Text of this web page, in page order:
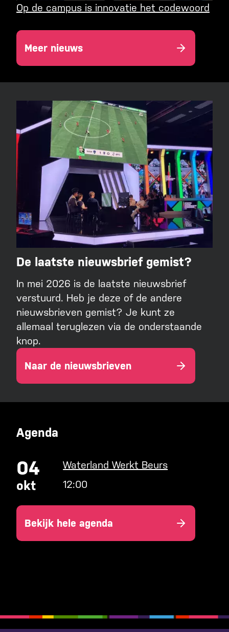
Op de campus is innovatie het codewoord
Meer nieuws
De laatste nieuwsbrief gemist?
In mei 2026 is de laatste nieuwsbrief
verstuurd. Heb je deze of de andere
nieuwsbrieven gemist? Je kunt ze
allemaal teruglezen via de onderstaande
knop.
Naar de nieuwsbrieven
Agenda
04
okt
Waterland Werkt Beurs
12:00
Bekijk hele agenda